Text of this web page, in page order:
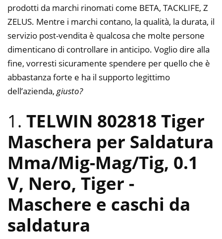
prodotti da marchi rinomati come BETA, TACKLIFE, Z
ZELUS. Mentre i marchi contano, la qualità, la durata, il
servizio post-vendita è qualcosa che molte persone
dimenticano di controllare in anticipo. Voglio dire alla
fine, vorresti sicuramente spendere per quello che è
abbastanza forte e ha il supporto legittimo
dell’azienda, giusto?
1. TELWIN 802818 Tiger
Maschera per Saldatura
Mma/Mig-Mag/Tig, 0.1
V, Nero, Tiger -
Maschere e caschi da
saldatura